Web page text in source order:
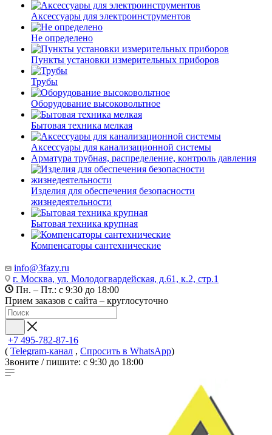
Аксессуары для электроинструментов
Не определено
Пункты установки измерительных приборов
Трубы
Оборудование высоковольтное
Бытовая техника мелкая
Аксессуары для канализационной системы
Арматура трубная, распределение, контроль давления
Изделия для обеспечения безопасности
жизнедеятельности
Бытовая техника крупная
Компенсаторы сантехнические
info@3fazy.ru
г. Москва, ул. Молодогвардейская, д.61, к.2, стр.1
Пн. – Пт.: с 9:30 до 18:00
Прием заказов с сайта – круглосуточно
+7 495-782-87-16
( Telegram-канал , Спросить в WhatsApp)
Звоните / пишите: с 9:30 до 18:00